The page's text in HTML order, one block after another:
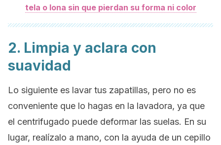
tela o lona sin que pierdan su forma ni color
2. Limpia y aclara con
suavidad
Lo siguiente es lavar tus zapatillas, pero no es
conveniente que lo hagas en la lavadora, ya que
el centrifugado puede deformar las suelas. En su
lugar, realízalo a mano, con la ayuda de un cepillo